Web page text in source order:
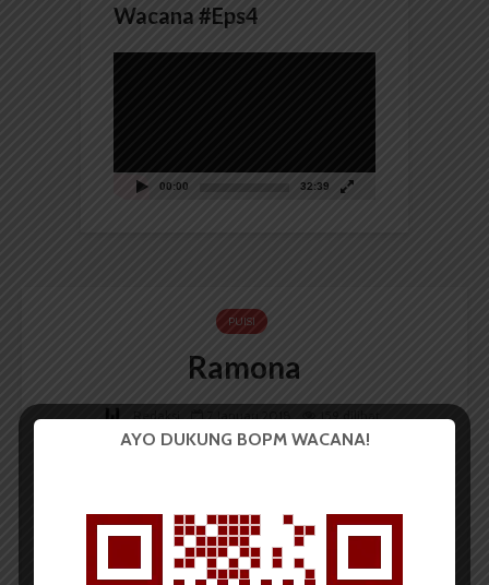
Wacana #Eps4
00:00 32:39
PUISI
Ramona
Redaksi 7 Januari 2018
159 dilihat
1 menit waktu baca
Ramona, sendu wajah ayu
AYO DUKUNG BOPM WACANA!